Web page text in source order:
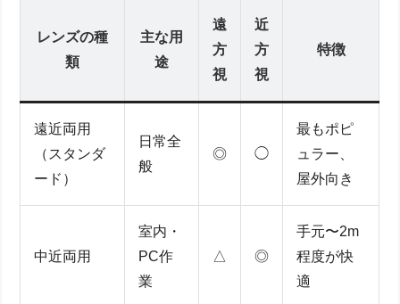
レンズの種
類
主な用
途
遠
方
視
近
方
視
特徴
遠近両用
（スタンダ
ード）
日常全
般
◎ ◯
最もポピ
ュラー、
屋外向き
中近両用
室内・
PC作
業
△ ◎
手元〜2m
程度が快
適